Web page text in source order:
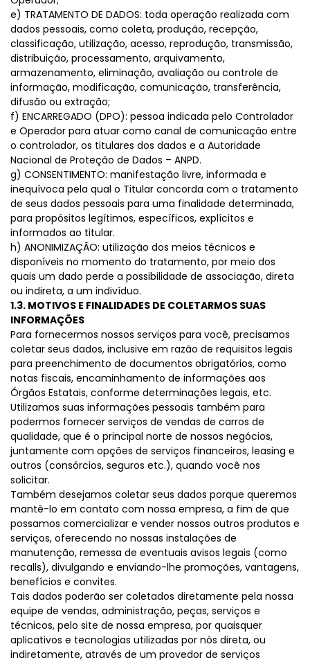
e) TRATAMENTO DE DADOS: toda operação realizada com
dados pessoais, como coleta, produção, recepção,
classificação, utilização, acesso, reprodução, transmissão,
distribuição, processamento, arquivamento,
armazenamento, eliminação, avaliação ou controle de
informação, modificação, comunicação, transferência,
difusão ou extração;
f) ENCARREGADO (DPO): pessoa indicada pelo Controlador
e Operador para atuar como canal de comunicação entre
o controlador, os titulares dos dados e a Autoridade
Nacional de Proteção de Dados – ANPD.
g) CONSENTIMENTO: manifestação livre, informada e
inequívoca pela qual o Titular concorda com o tratamento
de seus dados pessoais para uma finalidade determinada,
para propósitos legítimos, específicos, explícitos e
informados ao titular.
h) ANONIMIZAÇÃO: utilização dos meios técnicos e
disponíveis no momento do tratamento, por meio dos
quais um dado perde a possibilidade de associação, direta
ou indireta, a um indivíduo.
1.3. MOTIVOS E FINALIDADES DE COLETARMOS SUAS
INFORMAÇÕES
Para fornecermos nossos serviços para você, precisamos
coletar seus dados, inclusive em razão de requisitos legais
para preenchimento de documentos obrigatórios, como
notas fiscais, encaminhamento de informações aos
Órgãos Estatais, conforme determinações legais, etc.
Utilizamos suas informações pessoais também para
podermos fornecer serviços de vendas de carros de
qualidade, que é o principal norte de nossos negócios,
juntamente com opções de serviços financeiros, leasing e
outros (consórcios, seguros etc.), quando você nos
solicitar.
Também desejamos coletar seus dados porque queremos
mantê-lo em contato com nossa empresa, a fim de que
possamos comercializar e vender nossos outros produtos e
serviços, oferecendo no nossas instalações de
manutenção, remessa de eventuais avisos legais (como
recalls), divulgando e enviando-lhe promoções, vantagens,
benefícios e convites.
Tais dados poderão ser coletados diretamente pela nossa
equipe de vendas, administração, peças, serviços e
técnicos, pelo site de nossa empresa, por quaisquer
aplicativos e tecnologias utilizadas por nós direta, ou
indiretamente, através de um provedor de serviços